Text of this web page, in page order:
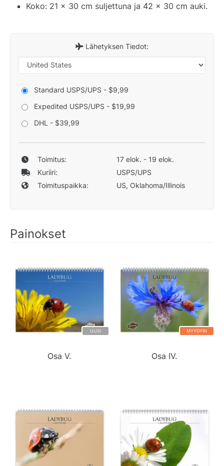
Koko: 21 x 30 cm suljettuna ja 42 x 30 cm auki.
Lähetyksen Tiedot:
Standard USPS/UPS - $9,99
Expedited USPS/UPS - $19,99
DHL - $39,99
Toimitus:
17 elok. - 19 elok.
Kuriiri:
USPS/UPS
Toimituspaikka:
US, Oklahoma/Illinois
Painokset
UUSI
Osa V.
MYYDYIN
Osa IV.